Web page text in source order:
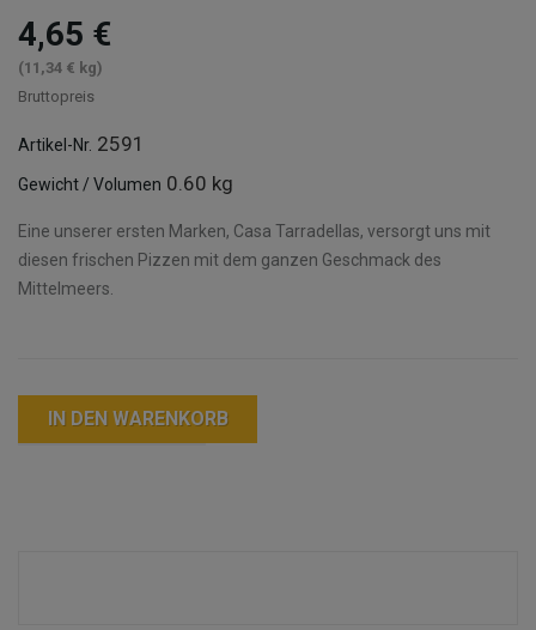
4,65 €
(11,34 € kg)
Bruttopreis
Artikel-Nr. 2591
Gewicht / Volumen 0.60 kg
Eine unserer ersten Marken, Casa Tarradellas, versorgt uns mit
diesen frischen Pizzen mit dem ganzen Geschmack des
Mittelmeers.
IN DEN WARENKORB